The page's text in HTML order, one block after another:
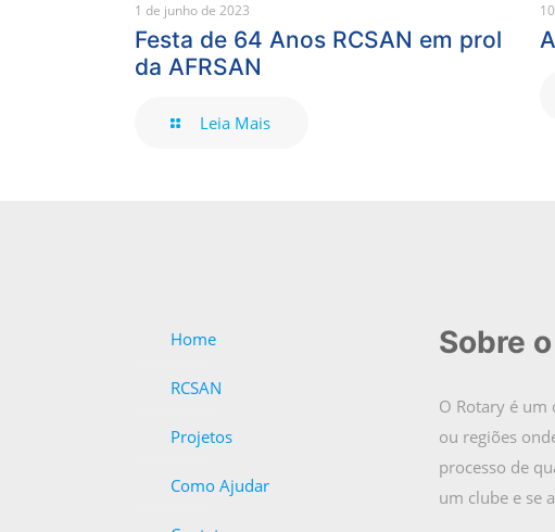
1 de junho de 2023
Festa de 64 Anos RCSAN em prol
da AFRSAN
Leia Mais
Home
RCSAN
Projetos
Como Ajudar
Sobre
O Rotary é um
ou regiões
processo de
um clube e se